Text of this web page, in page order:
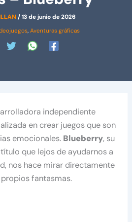
/13 de junio de 2026
,Aventuras gráficas
independiente
en crear juegos que son
emocionales. Blueberry, su
que lejos de ayudarnos a
nos hace mirar directamente
fantasmas.